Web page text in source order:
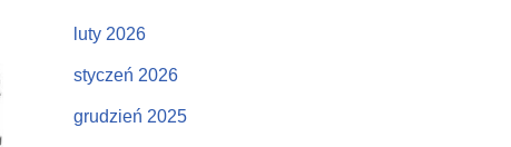
luty 2026
styczeń 2026
grudzień 2025